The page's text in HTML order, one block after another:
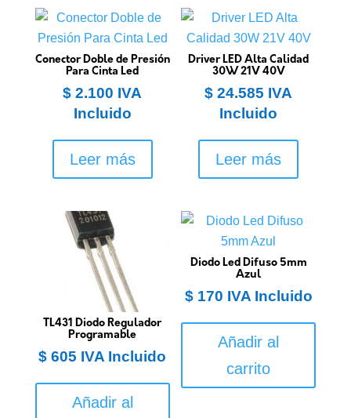
Conector Doble de Presión
Para Cinta Led
$ 2.100 IVA
Incluido
Leer más
Driver LED Alta Calidad
30W 21V 40V
$ 24.585 IVA
Incluido
Leer más
TL431 Diodo Regulador
Programable
$ 605 IVA Incluido
Añadir al
Diodo Led Difuso 5mm
Azul
$170 IVA Incluido
Añadir al
carrito